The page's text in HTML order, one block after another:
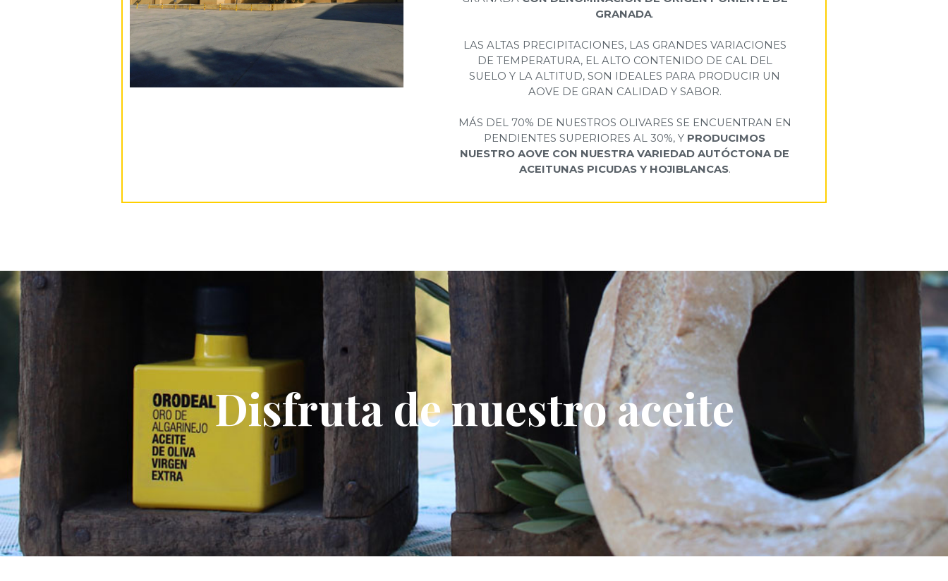
GRANADA.
LAS ALTAS PRECIPITACIONES, LAS GRANDES VARIACIONES
DE TEMPERATURA, EL ALTO CONTENIDO DE CAL DEL
SUELO Y LA ALTITUD, SON IDEALES PARA PRODUCIR UN
AOVE DE GRAN CALIDAD Y SABOR.
MÁS DEL 70% DE NUESTROS OLIVARES SE ENCUENTRAN EN
PENDIENTES SUPERIORES AL 30%, Y PRODUCIMOS
NUESTRO AOVE CON NUESTRA VARIEDAD AUTÓCTONA DE
ACEITUNAS PICUDAS Y HOJIBLANCAS.
Disfruta de nuestro aceite